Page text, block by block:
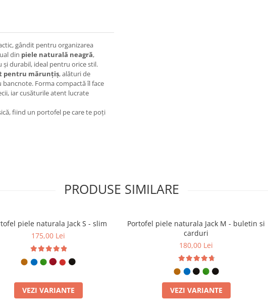
gândit pentru organizarea
din piele naturală neagră,
și durabil, ideal pentru orice stil.
pentru mărunțiș, alături de
Forma compactă îl face
iar cusăturile atent lucrate
fiind un portofel pe care te poți
PRODUSE SIMILARE
piele naturala Jack S - slim
175,00 Lei
VEZI VARIANTE
Portofel piele naturala Jack M - buletin si
carduri
180,00 Lei
VEZI VARIANTE